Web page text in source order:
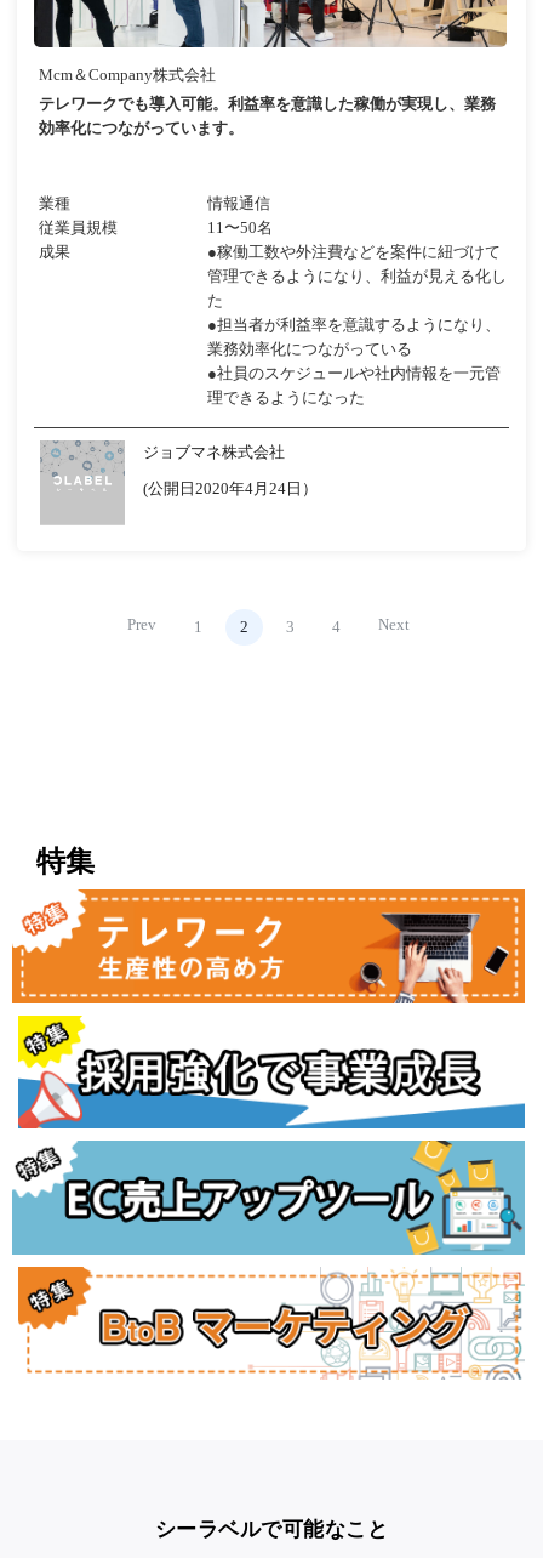
Mcm＆Company株式会社
テレワークでも導入可能。利益率を意識した稼働が実現し、業務
効率化につながっています。
業種
情報通信
従業員規模
11〜50名
成果
●稼働工数や外注費などを案件に紐づけて
管理できるようになり、利益が見える化し
た
●担当者が利益率を意識するようになり、
業務効率化につながっている
●社員のスケジュールや社内情報を一元管
理できるようになった
ジョブマネ株式会社
(公開日2020年4月24日）
Prev 1 2 3 4 Next
特集
シーラベルで可能なこと